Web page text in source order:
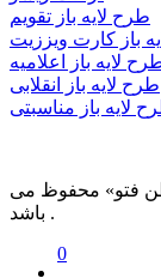
طرح لایه باز تقویم
باز کارت ویززیت
لایه باز اعلامیه
طرح لایه باز انقلابی
لایه باز مناسبتی
فتو» محفوظ می
باشد .
0